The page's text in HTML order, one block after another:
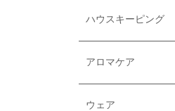
ハウスキーピング
アロマケア
ウェア